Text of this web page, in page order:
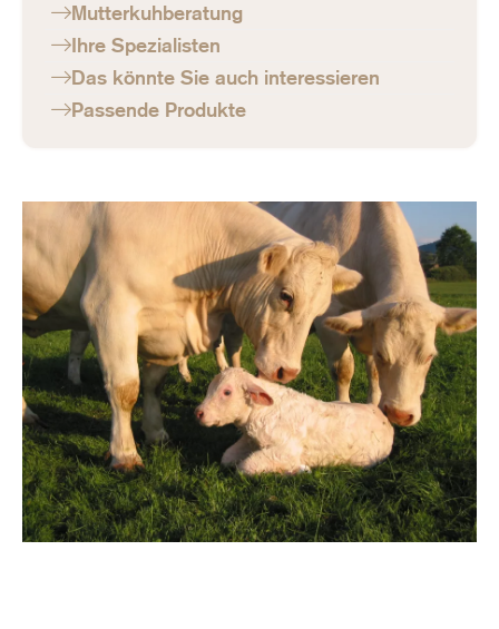
Mutterkuhberatung
Ihre Spezialisten
Das könnte Sie auch interessieren
Passende Produkte